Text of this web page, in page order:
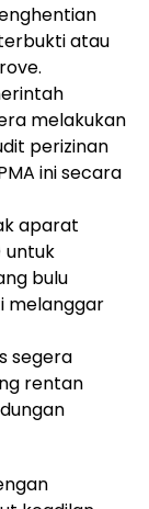
atau
melakukan
perizinan
ini secara
aparat
untuk
bulu
melanggar
segera
rentan